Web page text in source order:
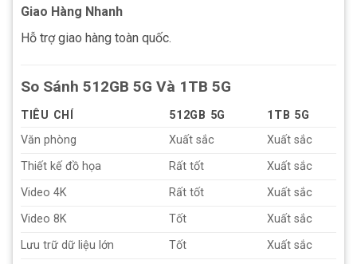
Giao Hàng Nhanh
Hỗ trợ giao hàng toàn quốc.
So Sánh 512GB 5G Và 1TB 5G
TIÊU CHÍ 512GB 5G
1TB 5G
Văn phòng
Xuất sắc
Xuất sắc
Thiết kế đồ họa
Rất tốt
Xuất sắc
Video 4K
Rất tốt
Xuất sắc
Video 8K
Tốt
Xuất sắc
Lưu trữ dữ liệu lớn
Tốt
Xuất sắc